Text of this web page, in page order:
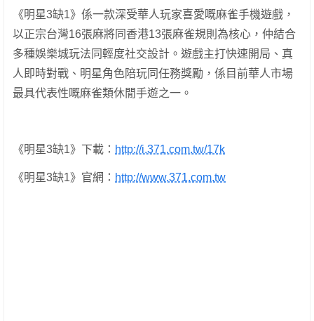
《明星3缺1》係一款深受華人玩家喜愛嘅麻雀手機遊戲，
以正宗台灣16張麻將同香港13張麻雀規則為核心，仲結合
多種娛樂城玩法同輕度社交設計。遊戲主打快速開局、真
人即時對戰、明星角色陪玩同任務獎勵，係目前華人市場
最具代表性嘅麻雀類休閒手遊之一。
《明星3缺1》下載： http://i.371.com.tw/17k
《明星3缺1》官網： http://www.371.com.tw